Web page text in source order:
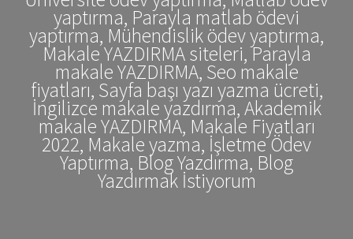
yaptırma, Parayla matlab ödevi
yaptırma, Mühendislik ödev yaptırma,
Makale YAZDIRMA siteleri, Parayla
makale YAZDIRMA, Seo makale
fiyatları, Sayfa başı yazı yazma ücreti,
İngilizce makale yazdırma, Akademik
makale YAZDIRMA, Makale Fiyatları
2022, Makale yazma, İşletme Ödev
Yaptırma, Blog Yazdırma, Blog
Yazdırmak İstiyorum